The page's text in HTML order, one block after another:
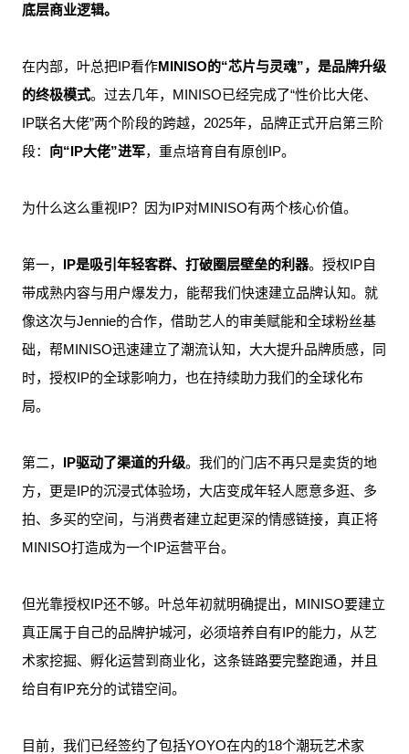
底层商业逻辑。
在内部，叶总把IP看作MINISO的“芯片与灵魂”，是品牌升级
的终极模式。过去几年，MINISO已经完成了“性价比大佬、
IP联名大佬”两个阶段的跨越，2025年，品牌正式开启第三阶
段： 向“IP大佬”进军，重点培育自有原创IP。
为什么这么重视IP？因为IP对MINISO有两个核心价值。
第一， IP是吸引年轻客群、打破圈层壁垒的利器。授权IP自
带成熟内容与用户爆发力，能帮我们快速建立品牌认知。就
像这次与Jennie的合作，借助艺人的审美赋能和全球粉丝基
础，帮MINISO迅速建立了潮流认知，大大提升品牌质感，同
时，授权IP的全球影响力，也在持续助力我们的全球化布
局。
第二， IP驱动了渠道的升级。我们的门店不再只是卖货的地
方，更是IP的沉浸式体验场，大店变成年轻人愿意多逛、多
拍、多买的空间，与消费者建立起更深的情感链接，真正将
MINISO打造成为一个IP运营平台。
但光靠授权IP还不够。叶总年初就明确提出，MINISO要建立
真正属于自己的品牌护城河，必须培养自有IP的能力，从艺
术家挖掘、孵化运营到商业化，这条链路要完整跑通，并且
给自有IP充分的试错空间。
目前，我们已经签约了包括YOYO在内的18个潮玩艺术家